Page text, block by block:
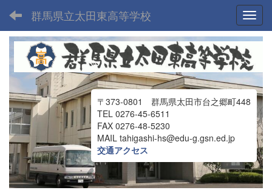
群馬県立太田東高等学校
〒373-0801 群馬県太田市台之郷町448
TEL 0276-45-6511
FAX 0276-48-5230
MAIL tahigashi-hs@edu-g.gsn.ed.jp
交通アクセス